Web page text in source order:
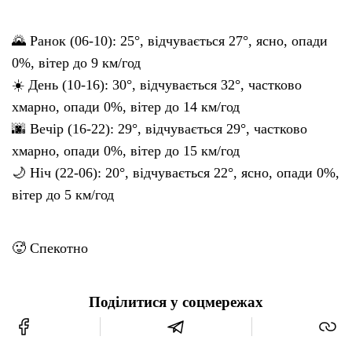
🌄 Ранок (06-10): 25°, відчувається 27°, ясно, опади
0%, вітер до 9 км/год
☀️ День (10-16): 30°, відчувається 32°, частково
хмарно, опади 0%, вітер до 14 км/год
🌆 Вечір (16-22): 29°, відчувається 29°, частково
хмарно, опади 0%, вітер до 15 км/год
🌙 Ніч (22-06): 20°, відчувається 22°, ясно, опади 0%,
вітер до 5 км/год
🥵 Спекотно
Поділитися у соцмережах